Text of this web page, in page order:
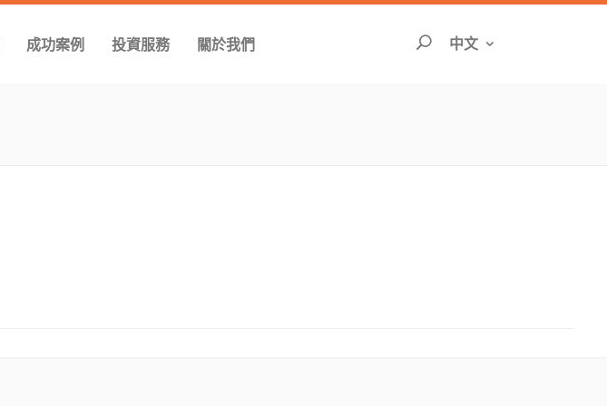
成功案例 投資服務
關於我們
中文切換語言頁面將重